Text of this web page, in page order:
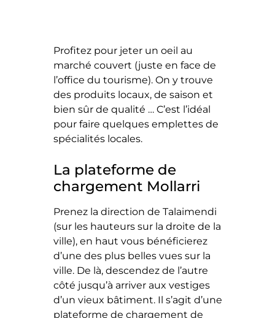
Profitez pour jeter un oeil au
marché couvert (juste en face de
l’office du tourisme). On y trouve
des produits locaux, de saison et
bien sûr de qualité … C’est l’idéal
pour faire quelques emplettes de
spécialités locales.
La plateforme de
chargement Mollarri
Prenez la direction de Talaimendi
(sur les hauteurs sur la droite de la
ville), en haut vous bénéficierez
d’une des plus belles vues sur la
ville. De là, descendez de l’autre
côté jusqu’à arriver aux vestiges
d’un vieux bâtiment. Il s’agit d’une
plateforme de chargement de